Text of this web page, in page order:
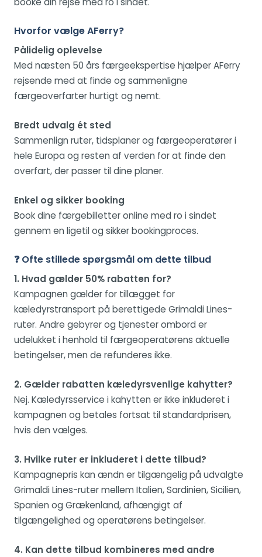
Hvorfor vælge AFerry?
Pålidelig oplevelse
Med næsten 50 års færgeekspertise hjælper AFerry
rejsende med at finde og sammenligne
færgeoverfarter hurtigt og nemt.
Bredt udvalg ét sted
Sammenlign ruter, tidsplaner og færgeoperatører i
hele Europa og resten af verden for at finde den
overfart, der passer til dine planer.
Enkel og sikker booking
Book dine færgebilletter online med ro i sindet
gennem en ligetil og sikker bookingproces.
❓ Ofte stillede spørgsmål om dette tilbud
1. Hvad gælder 50% rabatten for?
Kampagnen gælder for tillægget for
kæledyrstransport på berettigede Grimaldi Lines-
ruter. Andre gebyrer og tjenester ombord er
udelukket i henhold til færgeoperatørens aktuelle
betingelser, men de refunderes ikke.
2. Gælder rabatten kæledyrsvenlige kahytter?
Nej. Kæledyrsservice i kahytten er ikke inkluderet i
kampagnen og betales fortsat til standardprisen,
hvis den vælges.
3. Hvilke ruter er inkluderet i dette tilbud?
Kampagnepris kan ændn er tilgængelig på udvalgte
Grimaldi Lines-ruter mellem Italien, Sardinien, Sicilien,
Spanien og Grækenland, afhængigt af
tilgængelighed og operatørens betingelser.
4. Kan dette tilbud kombineres med andre